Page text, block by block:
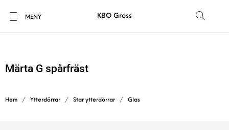
MENY KBO Gross
Märta G spårfräst
Hem / Ytterdörrar / Star ytterdörrar / Glas